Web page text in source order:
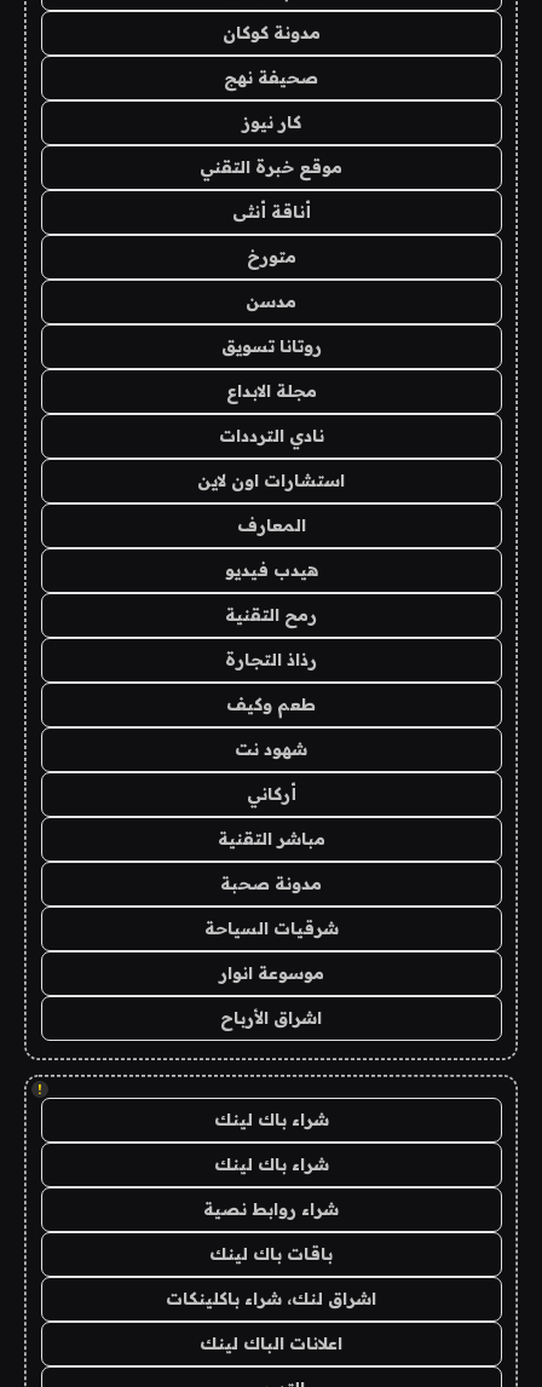
مدونة كوكان
صحيفة نهج
كار نيوز
موقع خبرة التقني
أناقة أنثى
متورخ
مدسن
روتانا تسويق
مجلة الابداع
نادي الترددات
استشارات اون لاين
المعارف
هيدب فيديو
رمح التقنية
رذاذ التجارة
طعم وكيف
شهود نت
أركاني
مباشر التقنية
مدونة صحبة
شرقيات السياحة
موسوعة انوار
اشراق الأرباح
!
شراء باك لينك
شراء باك لينك
شراء روابط نصية
باقات باك لينك
اشراق لنك، شراء باكلينكات
اعلانات الباك لينك